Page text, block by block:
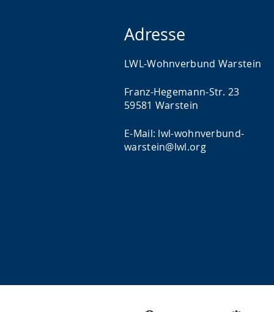
Adresse
LWL-Wohnverbund Warstein
Franz-Hegemann-Str. 23
59581 Warstein
E-Mail: lwl-wohnverbund-
warstein@lwl.org